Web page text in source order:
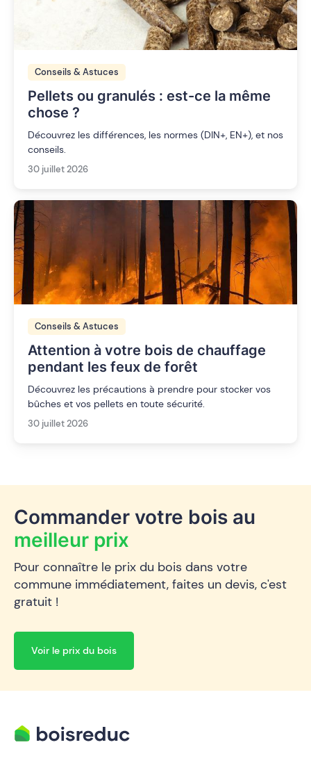
Conseils & Astuces
Pellets ou granulés : est-ce la même
chose ?
Découvrez les différences, les normes (DIN+, EN+), et nos
conseils.
30 juillet 2026
Conseils & Astuces
Attention à votre bois de chauffage
pendant les feux de forêt
Découvrez les précautions à prendre pour stocker vos
bûches et vos pellets en toute sécurité.
30 juillet 2026
Commander votre bois au
meilleur prix
Pour connaître le prix du bois dans votre
commune immédiatement, faites un devis, c'est
gratuit !
Voir le prix du bois